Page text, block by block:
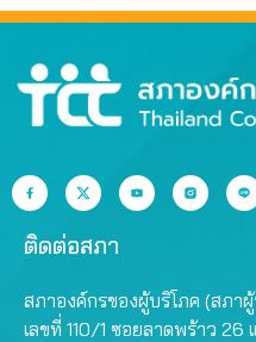
ติดต่อสภา
สภาองค์กรของผู้บริโภค (สภา
เลขที่ 110/1 ซอยลาดพร้าว